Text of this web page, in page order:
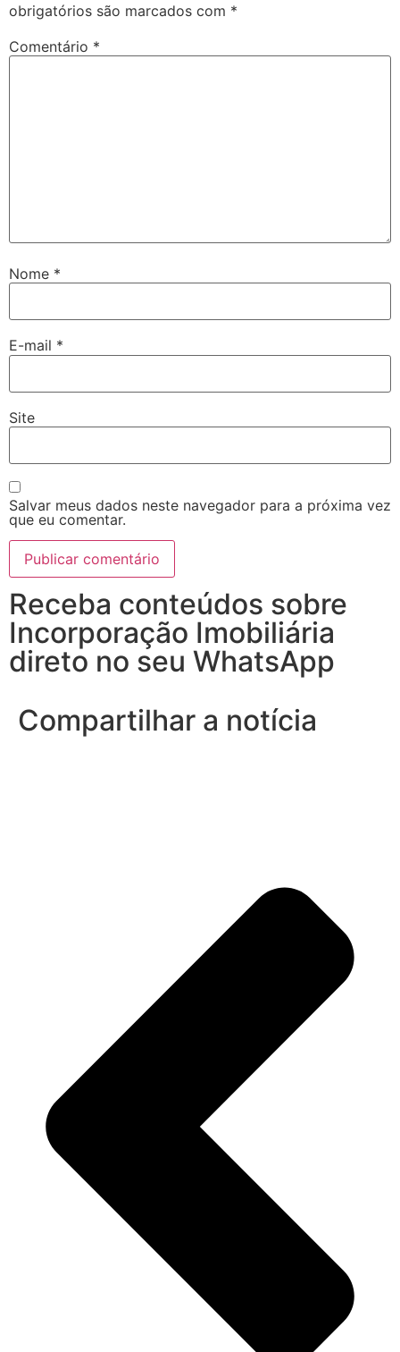
obrigatórios são marcados com *
Comentário *
Nome *
E-mail *
Site
Salvar meus dados neste navegador para a próxima vez
que eu comentar.
Receba conteúdos sobre
Incorporação Imobiliária
direto no seu WhatsApp
Compartilhar a notícia